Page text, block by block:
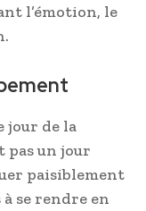
l’émotion, le
jour de la
pas un jour
paisiblement
se rendre en